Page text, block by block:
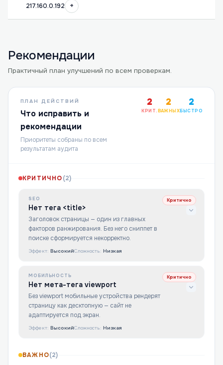
217.160.0.192
+
Рекомендации
Практичный план улучшений по всем проверкам.
ПЛАН ДЕЙСТВИЙ
Что исправить и
рекомендации
Приоритеты собраны по всем
результатам аудита
2
КРИТ.
2
ВАЖНЫХ
2
БЫСТРО
КРИТИЧНО(2)
SEO
Нет тега <title>
Заголовок страницы — один из главных
факторов ранжирования. Без него сниппет в
поиске сформируется некорректно.
Критично
Эффект: ВысокийСложность: Низкая
МОБИЛЬНОСТЬ
Нет мета-тега viewport
Без viewport мобильные устройства рендерят
страницу как десктопную — сайт не
адаптируется под экран.
Критично
Эффект: ВысокийСложность: Низкая
ВАЖНО(2)